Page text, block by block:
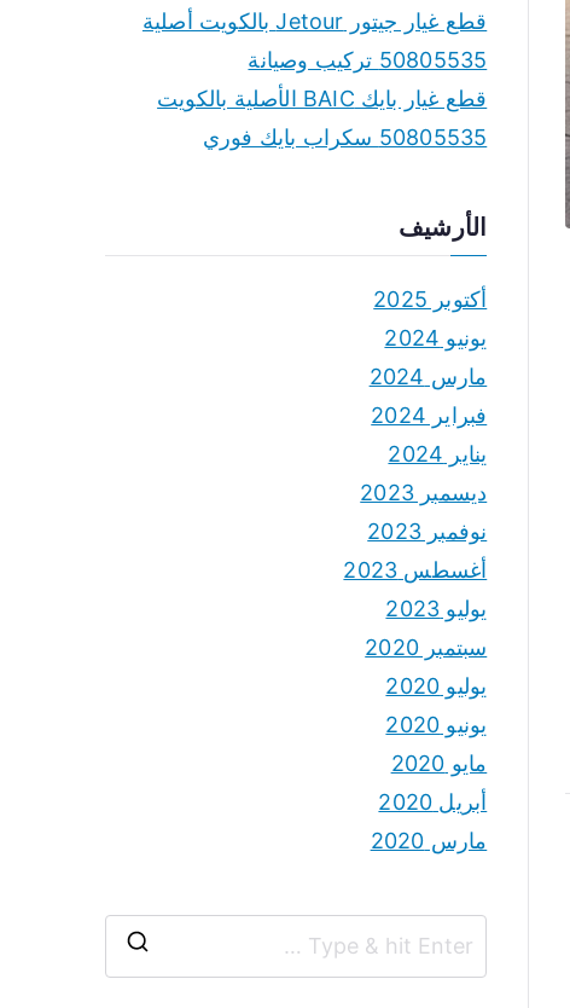
قطع غيار جيتور Jetour بالكويت أصلية
50805535 تركيب وصيانة
قطع غيار بايك BAIC الأصلية بالكويت
50805535 سكراب بايك فوري
الأرشيف
أكتوبر 2025
يونيو 2024
مارس 2024
فبراير 2024
يناير 2024
ديسمبر 2023
نوفمبر 2023
أغسطس 2023
يوليو 2023
سبتمبر 2020
يوليو 2020
يونيو 2020
مايو 2020
أبريل 2020
مارس 2020